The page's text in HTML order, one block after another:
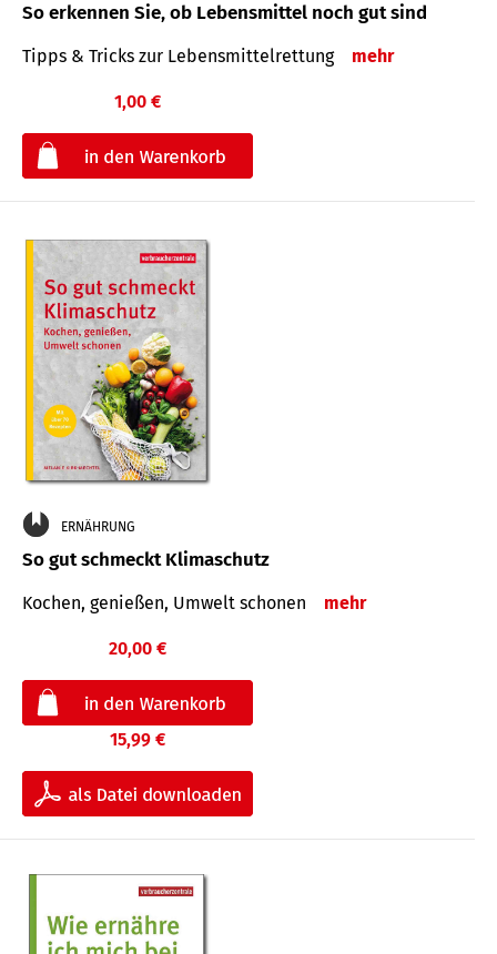
So erkennen Sie, ob Lebensmittel noch gut sind
Tipps & Tricks zur Lebensmittelrettung mehr
1,00 €
ERNÄHRUNG
So gut schmeckt Klimaschutz
Kochen, genießen, Umwelt schonen mehr
20,00 €
15,99 €